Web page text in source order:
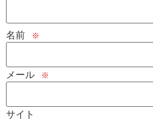
名前 ※
メール ※
サイト